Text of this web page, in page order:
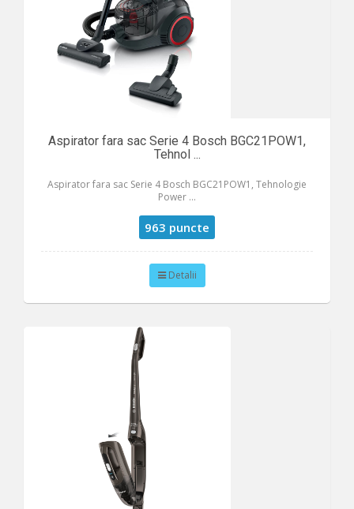
Aspirator fara sac Serie 4 Bosch BGC21POW1,
Tehnol ...
Aspirator fara sac Serie 4 Bosch BGC21POW1, Tehnologie
Power ...
963 puncte
Detalii